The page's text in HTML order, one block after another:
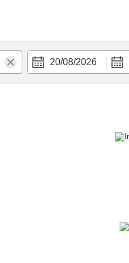
20/08/2026
nghi